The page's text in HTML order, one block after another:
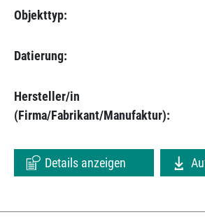
Objekttyp:
Datierung:
Hersteller/in
(Firma/Fabrikant/Manufaktur):
Details anzeigen